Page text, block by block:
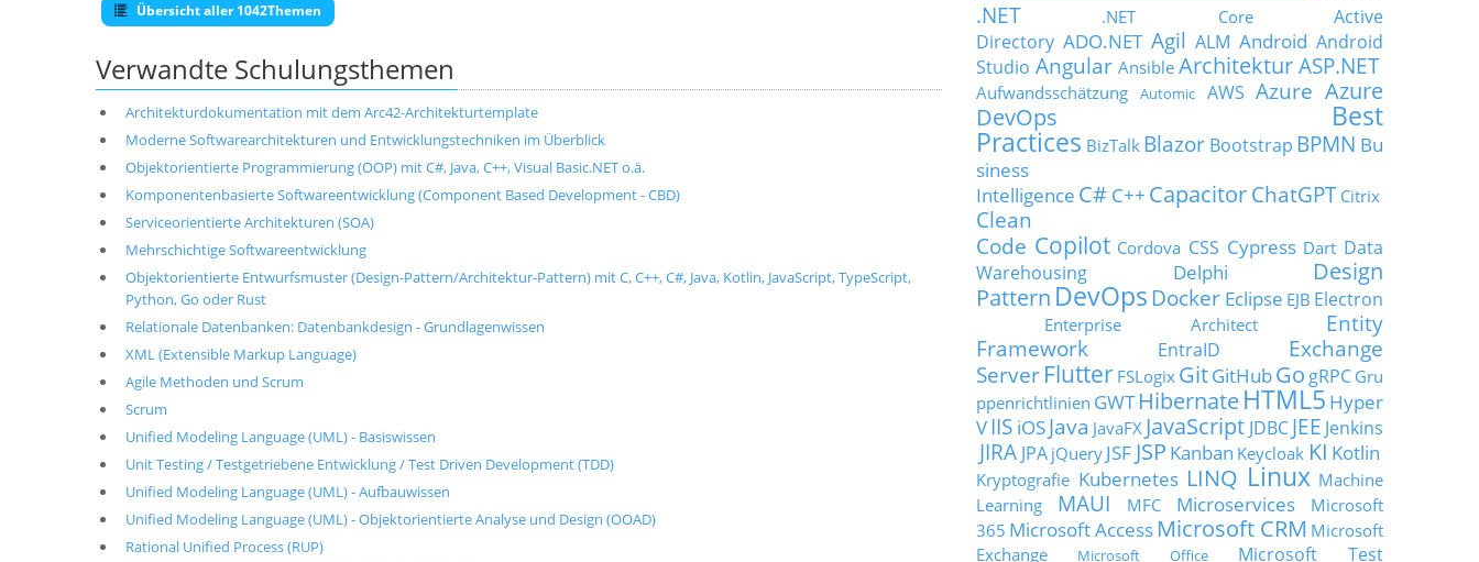
Übersicht aller 1042Themen
Verwandte Schulungsthemen
Architekturdokumentation mit dem Arc42-Architekturtemplate
Moderne Softwarearchitekturen und Entwicklungstechniken im Überblick
Objektorientierte Programmierung (OOP) mit C#, Java, C++, Visual Basic.NET o.ä.
Komponentenbasierte Softwareentwicklung (Component Based Development - CBD)
Serviceorientierte Architekturen (SOA)
Mehrschichtige Softwareentwicklung
Objektorientierte Entwurfsmuster (Design-Pattern/Architektur-Pattern) mit C, C++, C#, Java, Kotlin, JavaScript, TypeScript,
Python, Go oder Rust
Relationale Datenbanken: Datenbankdesign - Grundlagenwissen
XML (Extensible Markup Language)
Agile Methoden und Scrum
Scrum
Unified Modeling Language (UML) - Basiswissen
Unit Testing / Testgetriebene Entwicklung / Test Driven Development (TDD)
Unified Modeling Language (UML) - Aufbauwissen
Unified Modeling Language (UML) - Objektorientierte Analyse und Design (OOAD)
Rational Unified Process (RUP)
.NET .NET Core
Active
Directory ADO.NET Agil ALM Android Android
Studio Angular Ansible Architektur ASP.NET
Aufwandsschätzung Automic AWS Azure Azure
DevOps
Best
Practices BizTalk Blazor Bootstrap BPMN Bu
siness
Intelligence C# C++ Capacitor ChatGPT Citrix
Clean
Code Copilot Cordova CSS Cypress Dart Data
Warehousing
Delphi
Design
Pattern DevOps Docker Eclipse EJB Electron
Enterprise Architect
Entity
Framework
EntraID
Exchange
Server Flutter FSLogix GitGitHubGo gRPC Gru
ppenrichtlinien GWT HibernateHTML5 Hyper
VIIS iOSJava JavaFX JavaScript JDBC JEE Jenkins
JIRA JPA jQuery JSF JSP Kanban Keycloak KI Kotlin
Kryptografie Kubernetes LINQ Linux Machine
Learning
MAUI MFC Microservices
Microsoft
365 Microsoft Access Microsoft CRM Microsoft
Exchange
Microsoft Office
Microsoft Test